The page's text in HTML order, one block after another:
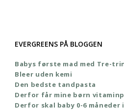
EVERGREENS PÅ BLOGGEN
Babys første mad med Tre-
Bleer uden kemi
Den bedste tandpasta
Derfor får mine børn
Derfor skal baby 0-6 måneder